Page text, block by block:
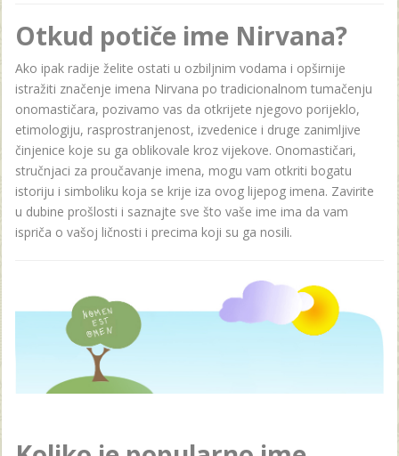
Otkud potiče ime Nirvana?
Ako ipak radije želite ostati u ozbiljnim vodama i opširnije
istražiti značenje imena Nirvana po tradicionalnom tumačenju
onomastičara, pozivamo vas da otkrijete njegovo porijeklo,
etimologiju, rasprostranjenost, izvedenice i druge zanimljive
činjenice koje su ga oblikovale kroz vijekove. Onomastičari,
stručnjaci za proučavanje imena, mogu vam otkriti bogatu
istoriju i simboliku koja se krije iza ovog lijepog imena. Zavirite
u dubine prošlosti i saznajte sve što vaše ime ima da vam
ispriča o vašoj ličnosti i precima koji su ga nosili.